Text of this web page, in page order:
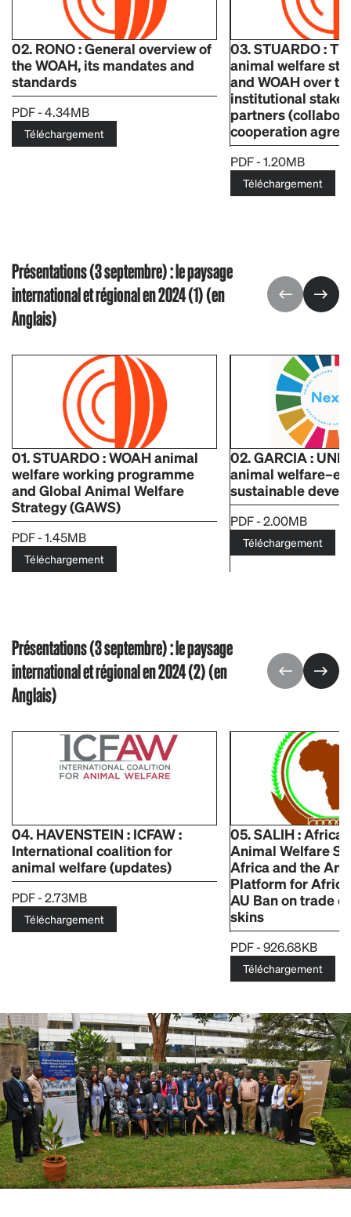
02. RONO : General overview of
the WOAH, its mandates and
standards
PDF - 4.34MB
Téléchargement
03. STUARDO :
animal welfare
and WOAH over
institutional
partners
cooperation
PDF - 1.20MB
Téléchargement
Présentations (3 septembre) : le paysage
international et régional en 2024 (1) (en
Anglais)
01. STUARDO : WOAH animal
welfare working programme
and Global Animal Welfare
Strategy (GAWS)
PDF - 1.45MB
Téléchargement
02. GARCIA :
animal
sustainable
PDF - 2.00MB
Téléchargement
Présentations (3 septembre) : le paysage
international et régional en 2024 (2) (en
Anglais)
04. HAVENSTEIN : ICFAW :
International coalition for
animal welfare (updates)
PDF - 2.73MB
Téléchargement
05. SALIH :
Animal Welfare
Africa and the
Platform for
AU Ban on trade
skins
PDF - 926.68KB
Téléchargement